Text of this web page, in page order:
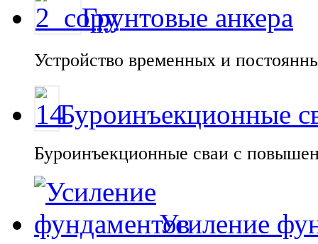
Грунтовые анкера
Устройство временных и
Буроинъекционные
Буроинъекционные сваи с
Усиление